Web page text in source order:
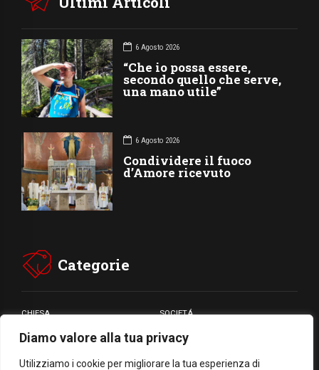
Diamo valore alla tua privacy
Utilizziamo i cookie per migliorare la tua esperienza di
6 Agosto 2026
“Che io possa essere,
secondo quello che serve,
una mano utile”
6 Agosto 2026
Condividere il fuoco
d’Amore ricevuto
Categorie
CHIESA SOCIETÁ
CARITÁ GIUBILEO
CULTURA MEDIA